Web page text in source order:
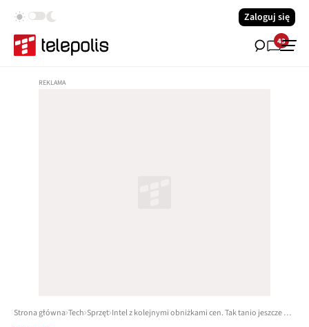
Zaloguj się
43
Strona główna Tech Sprzęt Intel z kolejnymi obniżkami cen. Tak tanio jeszcze nie było